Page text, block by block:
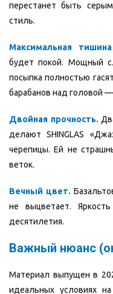
перестанет быть
стиль.
Максимальная
будет покой. Мощный
посыпка полностью
барабанов над головой
Двойная прочность.
делают SHINGLAS
черепицы. Ей не
веток.
Вечный цвет.
не выцветает.
десятилетия.
Важный нюанс
Материал выпущен в
идеальных условиях